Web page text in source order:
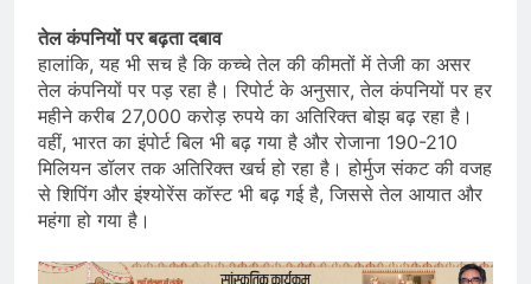
तेल कंपनियों पर बढ़ता दबाव
हालांकि, यह भी सच है कि कच्चे तेल की कीमतों में तेजी का असर
तेल कंपनियों पर पड़ रहा है। रिपोर्ट के अनुसार, तेल कंपनियों पर हर
महीने करीब 27,000 करोड़ रुपये का अतिरिक्त बोझ बढ़ रहा है।
वहीं, भारत का इंपोर्ट बिल भी बढ़ गया है और रोजाना 190-210
मिलियन डॉलर तक अतिरिक्त खर्च हो रहा है। होर्मुज संकट की वजह
से शिपिंग और इंश्योरेंस कॉस्ट भी बढ़ गई है, जिससे तेल आयात और
महंगा हो गया है।